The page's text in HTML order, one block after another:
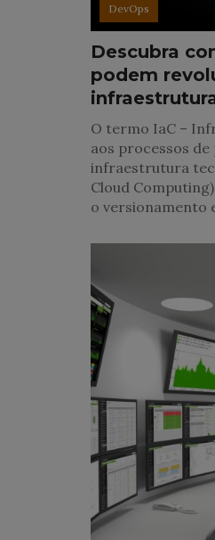
DevOps
Descubra
podem
O termo IaC –
aos processos
infraestrutura
Cloud
o versionamento